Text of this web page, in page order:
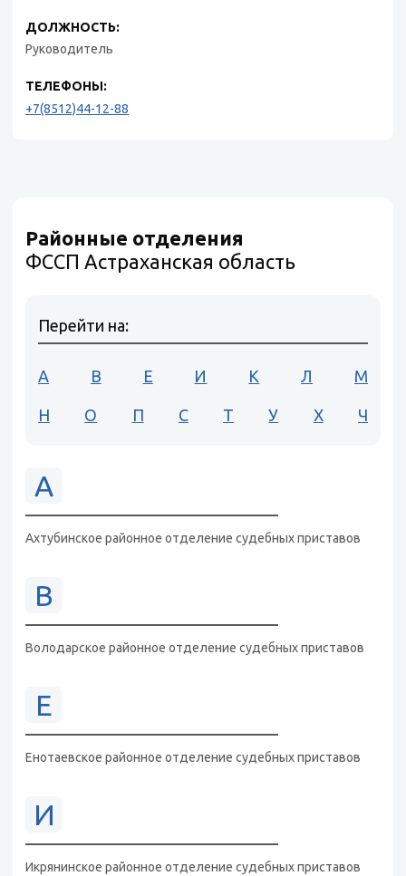
ДОЛЖНОСТЬ:
Руководитель
ТЕЛЕФОНЫ:
+7(8512)44-12-88
Районные отделения
ФССП Астраханская область
Перейти на:
А В Е И К Л М
Н О П С Т У Х Ч
А
Ахтубинское районное отделение судебных приставов
В
Володарское районное отделение судебных приставов
Е
Енотаевское районное отделение судебных приставов
И
Икрянинское районное отделение судебных приставов